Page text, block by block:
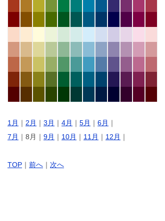
1月 ｜ 2月 ｜ 3月 ｜ 4月 ｜ 5月 ｜ 6月 ｜
7月 ｜8月｜ 9月 ｜ 10月 ｜ 11月 ｜ 12月 ｜
TOP ｜ 前へ ｜ 次へ